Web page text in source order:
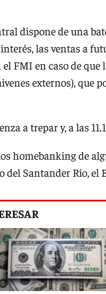
dispone de una
las ventas a
FMI en caso de
externos),
a trepar y, a las
homebanking de
del Santander Río, el